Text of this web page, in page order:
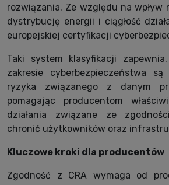
rozwiązania. Ze względu na wpływ
dystrybucję energii i ciągłość
europejskiej certyfikacji
Taki system klasyfikacji
zakresie cyberbezpieczeństwa
ryzyka związanego z danym
pomagając producentom
działania związane ze
chronić użytkowników oraz
Kluczowe kroki dla producentów
Zgodność z CRA wymaga od